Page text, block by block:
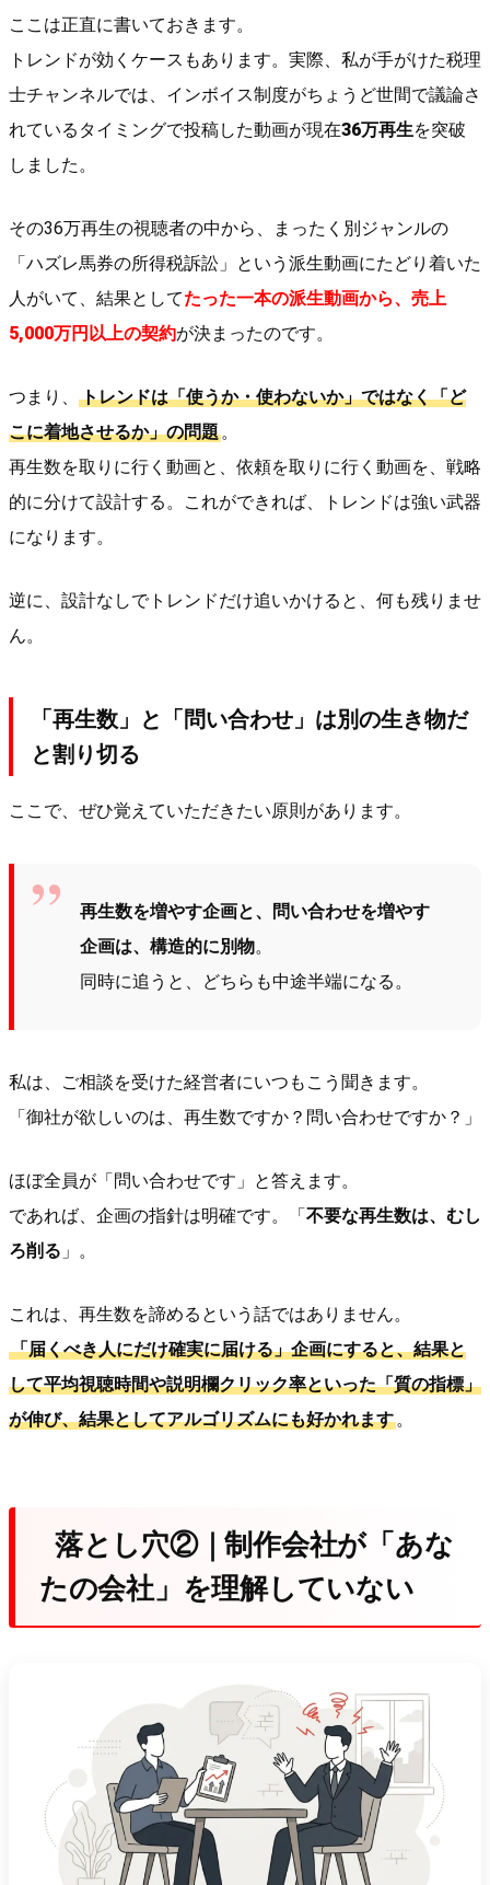
ここは正直に書いておきます。
トレンドが効くケースもあります。実際、私が手がけた税理
士チャンネルでは、インボイス制度がちょうど世間で議論さ
れているタイミングで投稿した動画が現在36万再生を突破
しました。
その36万再生の視聴者の中から、まったく別ジャンルの
「ハズレ馬券の所得税訴訟」という派生動画にたどり着いた
人がいて、結果としてたった一本の派生動画から、売上
5,000万円以上の契約が決まったのです。
つまり、
トレンドは「使うか・使わないか」ではなく「ど
こに着地させるか」の問題。
再生数を取りに行く動画と、依頼を取りに行く動画を、戦略
的に分けて設計する。これができれば、トレンドは強い武器
になります。
逆に、設計なしでトレンドだけ追いかけると、何も残りませ
ん。
「再生数」と「問い合わせ」は別の生き物だ
と割り切る
ここで、ぜひ覚えていただきたい原則があります。
再生数を増やす企画と、問い合わせを増やす
企画は、構造的に別物。
同時に追うと、どちらも中途半端になる。
私は、ご相談を受けた経営者にいつもこう聞きます。
「御社が欲しいのは、再生数ですか？問い合わせですか？」
ほぼ全員が「問い合わせです」と答えます。
であれば、企画の指針は明確です。「不要な再生数は、むし
ろ削る 」。
これは、再生数を諦めるという話ではありません。
「届くべき人にだけ確実に届ける」企画にすると、結果と
して平均視聴時間や説明欄クリック率といった「質の指標」
が伸び、結果としてアルゴリズムにも好かれます。
落とし穴②｜制作会社が「あな
たの会社」を理解していない